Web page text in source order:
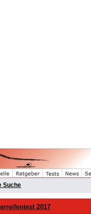
Suche
2017